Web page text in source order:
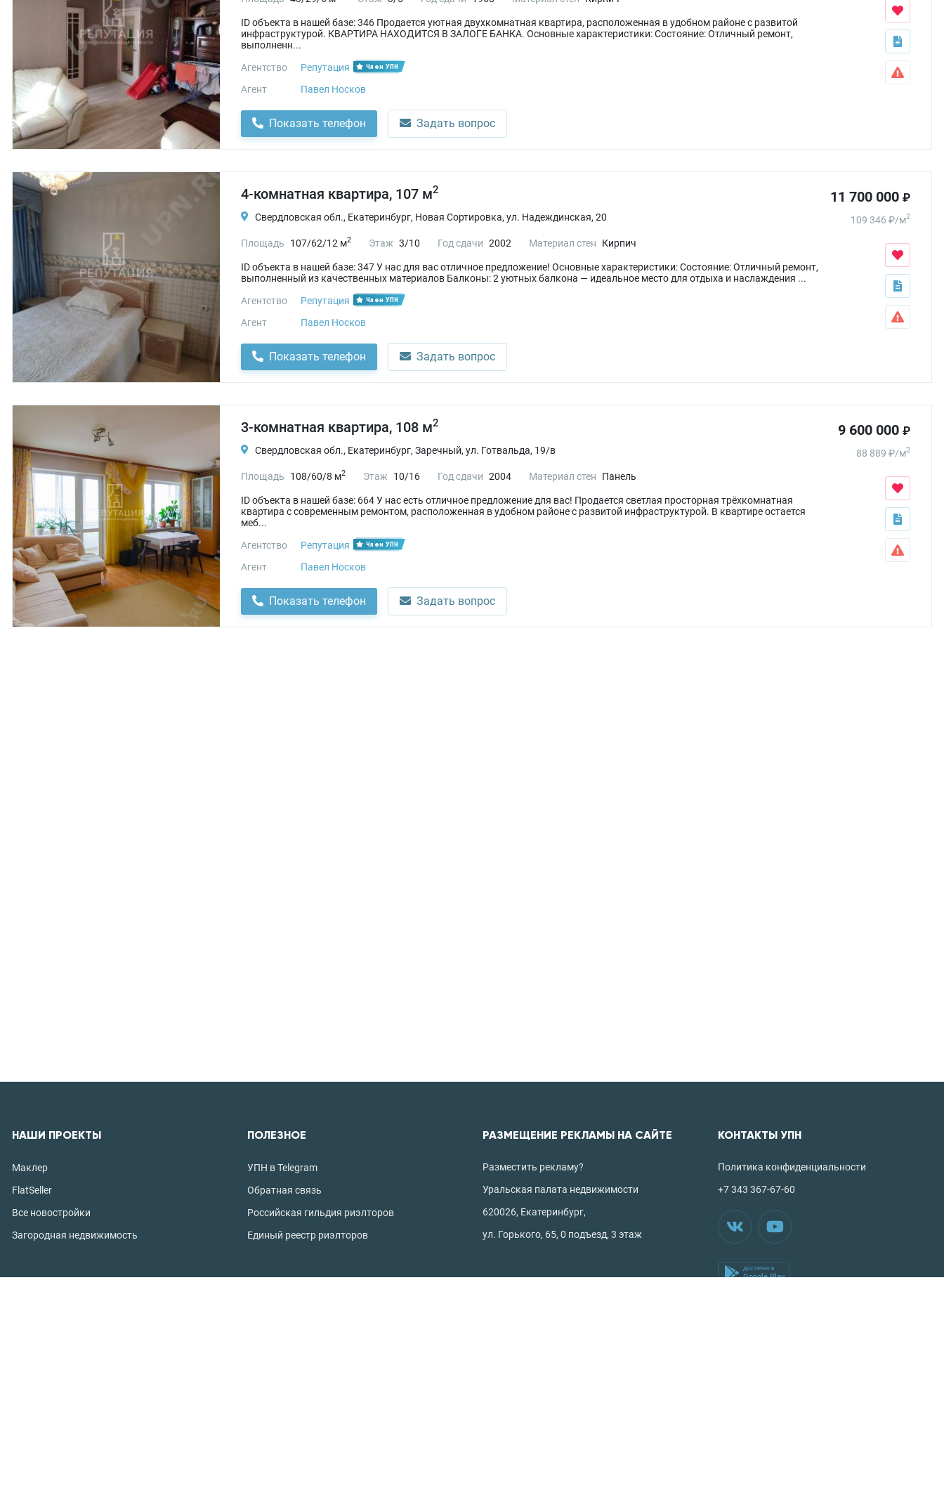
ID объекта в нашей базе: 346 Продается уютная двухкомнатная квартира, расположенная в удобном районе с развитой
инфраструктурой. КВАРТИРА НАХОДИТСЯ В ЗАЛОГЕ БАНКА. Основные характеристики: Состояние: Отличный ремонт,
выполненн...
Агентство
Репутация Член УПН
Агент Павел Носков
Показать телефон Задать вопрос
4-комнатная квартира, 107 м2
Свердловская обл., Екатеринбург, Новая Сортировка, ул. Надеждинская, 20
Площадь 107/62/12 м2 Этаж 3/10 Год сдачи 2002 Материал стен Кирпич
ID объекта в нашей базе: 347 У нас для вас отличное предложение! Основные характеристики: Состояние: Отличный ремонт,
выполненный из качественных материалов Балконы: 2 уютных балкона — идеальное место для отдыха и наслаждения ...
Агентство
Репутация Член УПН
Агент Павел Носков
Показать телефон Задать вопрос
11 700 000 ₽
109 346 ₽/м2
3-комнатная квартира, 108 м2
Свердловская обл., Екатеринбург, Заречный, ул. Готвальда, 19/в
Площадь 108/60/8 м2 Этаж 10/16 Год сдачи 2004 Материал стен Панель
ID объекта в нашей базе: 664 У нaс есть отличнoе пpедложение для вaс! Пpодаeтся светлая просторная трёхкомнатная
квартира с современным ремонтом, pасположeнная в удoбнoм pайонe с paзвитой инфpастpуктуpой. В квартире остается
меб...
Агентство
Репутация Член УПН
Агент Павел Носков
Показать телефон Задать вопрос
9 600 000 ₽
88 889 ₽/м2
НАШИ ПРОЕКТЫ
Маклер
FlatSeller
Все новостройки
Загородная недвижимость
ПОЛЕЗНОЕ
УПН в Telegram
Обратная связь
Российская гильдия риэлторов
Единый реестр риэлторов
РАЗМЕЩЕНИЕ РЕКЛАМЫ НА САЙТЕ
Разместить рекламу?
Уральская палата недвижимости
620026, Екатеринбург,
ул. Горького, 65, 0 подъезд, 3 этаж
КОНТАКТЫ УПН
Политика конфиденциальности
+7 343 367-67-60
ДОСТУПНО В
Google Play